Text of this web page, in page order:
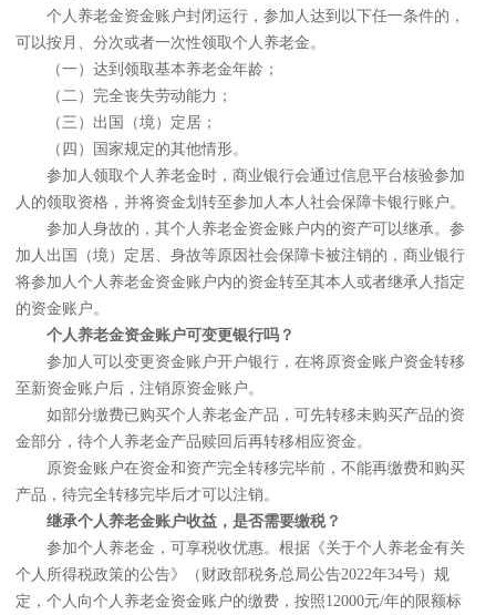
个人养老金资金账户封闭运行，参加人达到以下任一条件的，
可以按月、分次或者一次性领取个人养老金。
（一）达到领取基本养老金年龄；
（二）完全丧失劳动能力；
（三）出国（境）定居；
（四）国家规定的其他情形。
参加人领取个人养老金时，商业银行会通过信息平台核验参加
人的领取资格，并将资金划转至参加人本人社会保障卡银行账户。
参加人身故的，其个人养老金资金账户内的资产可以继承。参
加人出国（境）定居、身故等原因社会保障卡被注销的，商业银行
将参加人个人养老金资金账户内的资金转至其本人或者继承人指定
的资金账户。
个人养老金资金账户可变更银行吗？
参加人可以变更资金账户开户银行，在将原资金账户资金转移
至新资金账户后，注销原资金账户。
如部分缴费已购买个人养老金产品，可先转移未购买产品的资
金部分，待个人养老金产品赎回后再转移相应资金。
原资金账户在资金和资产完全转移完毕前，不能再缴费和购买
产品，待完全转移完毕后才可以注销。
继承个人养老金账户收益，是否需要缴税？
参加个人养老金，可享税收优惠。根据《关于个人养老金有关
个人所得税政策的公告》（财政部税务总局公告2022年34号）规
定，个人向个人养老金资金账户的缴费，按照12000元/年的限额标